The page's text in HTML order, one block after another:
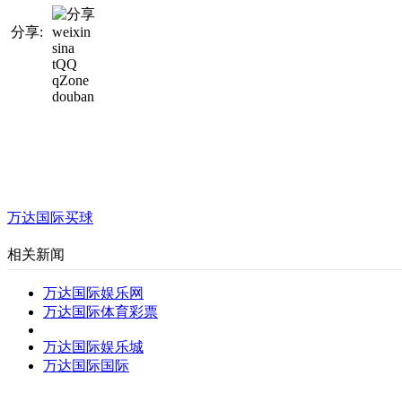
分享:
weixin
sina
tQQ
qZone
douban
万达国际买球
相关新闻
万达国际娱乐网
万达国际体育彩票
万达国际娱乐城
万达国际国际